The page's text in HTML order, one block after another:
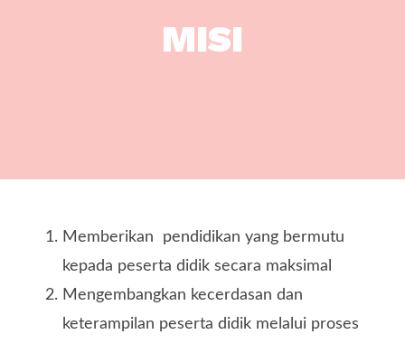
MISI
Memberikan pendidikan yang bermutu
kepada peserta didik secara maksimal
Mengembangkan kecerdasan dan
keterampilan peserta didik melalui proses